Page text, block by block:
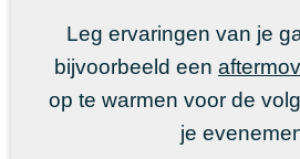
Leg ervaringen van je
bijvoorbeeld een
op te warmen voor de
je